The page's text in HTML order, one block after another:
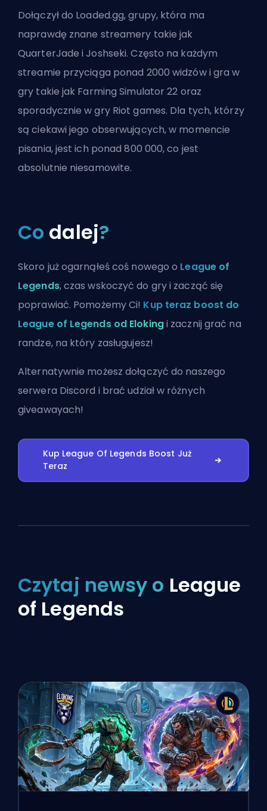
Dołączył do Loaded.gg, grupy, która ma
naprawdę znane streamery takie jak
QuarterJade i Joshseki. Często na każdym
streamie przyciąga ponad 2000 widzów i gra w
gry takie jak Farming Simulator 22 oraz
sporadycznie w gry Riot games. Dla tych, którzy
są ciekawi jego obserwujących, w momencie
pisania, jest ich ponad 800 000, co jest
absolutnie niesamowite.
Co dalej?
Skoro już ogarnąłeś coś nowego o League of
Legends, czas wskoczyć do gry i zacząć się
poprawiać. Pomożemy Ci! Kup teraz boost do
League of Legends od Elokingi zacznij grać na
randze, na który zasługujesz!
Alternatywnie możeszdołączyć do naszego
serwera Discord i brać udział w różnych
giveawayach!
Kup League Of Legends Boost Już
Teraz
Czytaj newsy o League
of Legends